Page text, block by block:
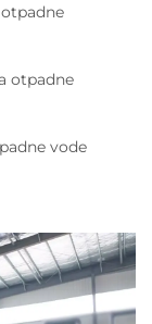
otpadne
vode